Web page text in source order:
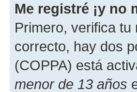
Me registré ¡y no
Primero, verifica
correcto, hay dos
(COPPA) está
menor de 13 años